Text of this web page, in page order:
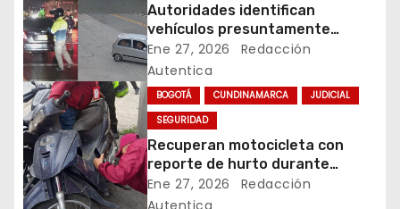
i
ó
n
d
e
Autoridades identifican
vehículos presuntamente
vinculados a hurtos en
conjuntos residenciales de
Zipaquirá
Ene 27, 2026
Redacción
Autentica
BOGOTÁ CUNDINAMARCA
JUDICIAL
SEGURIDAD
Recuperan motocicleta con
reporte de hurto durante
operativo de seguridad en
Rafael Uribe Uribe
Ene 27, 2026
Redacción
Autentica